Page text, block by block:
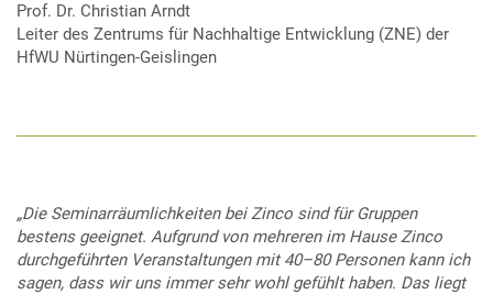
Prof. Dr. Christian Arndt
Leiter des Zentrums für Nachhaltige Entwicklung (ZNE) der
HfWU Nürtingen-Geislingen
„Die Seminarräumlichkeiten bei Zinco sind für Gruppen
bestens geeignet. Aufgrund von mehreren im Hause Zinco
durchgeführten Veranstaltungen mit 40–80 Personen kann ich
sagen, dass wir uns immer sehr wohl gefühlt haben. Das liegt